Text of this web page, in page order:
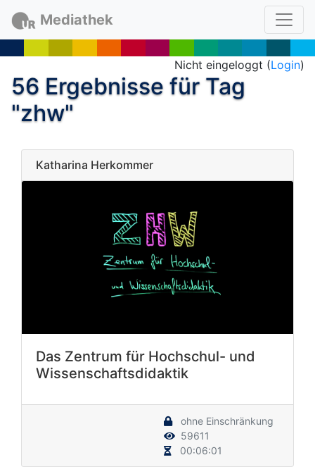
Mediathek
Nicht eingeloggt (Login)
56 Ergebnisse für Tag
"zhw"
Katharina Herkommer
Das Zentrum für Hochschul- und
Wissenschaftsdidaktik
ohne Einschränkung
59611
00:06:01